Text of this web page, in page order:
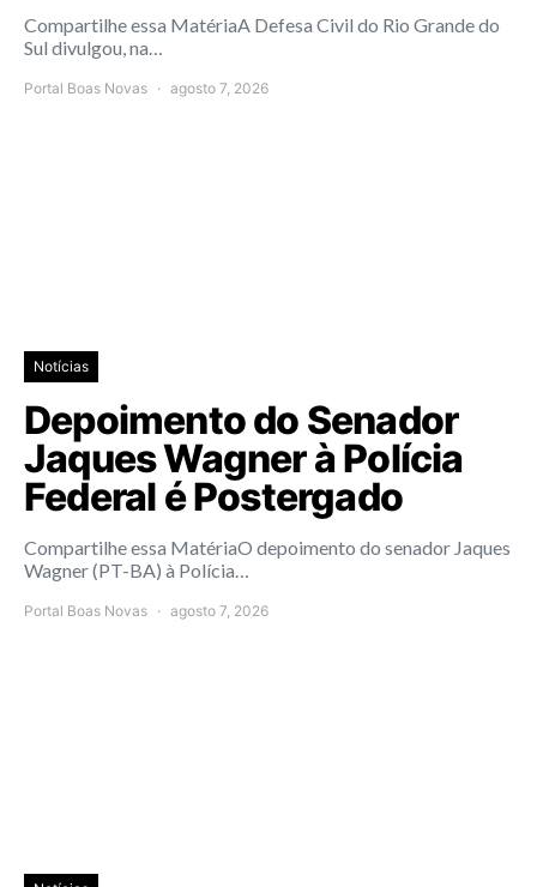
Compartilhe essa MatériaA Defesa Civil do Rio Grande do
Sul divulgou, na…
Portal Boas Novas agosto 7, 2026
Notícias
Depoimento do Senador
Jaques Wagner à Polícia
Federal é Postergado
Compartilhe essa MatériaO depoimento do senador Jaques
Wagner (PT-BA) à Polícia…
Portal Boas Novas agosto 7, 2026